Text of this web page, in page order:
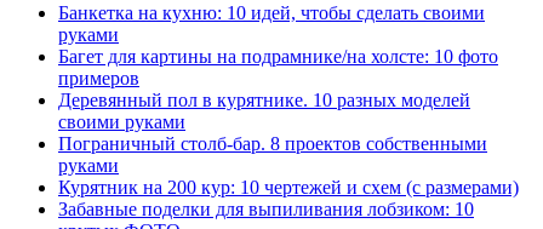
Банкетка на кухню: 10 идей, чтобы сделать своими
руками
Багет для картины на подрамнике/на холсте: 10 фото
примеров
Деревянный пол в курятнике. 10 разных моделей
своими руками
Пограничный столб-бар. 8 проектов собственными
руками
Курятник на 200 кур: 10 чертежей и схем (с размерами)
Забавные поделки для выпиливания лобзиком: 10